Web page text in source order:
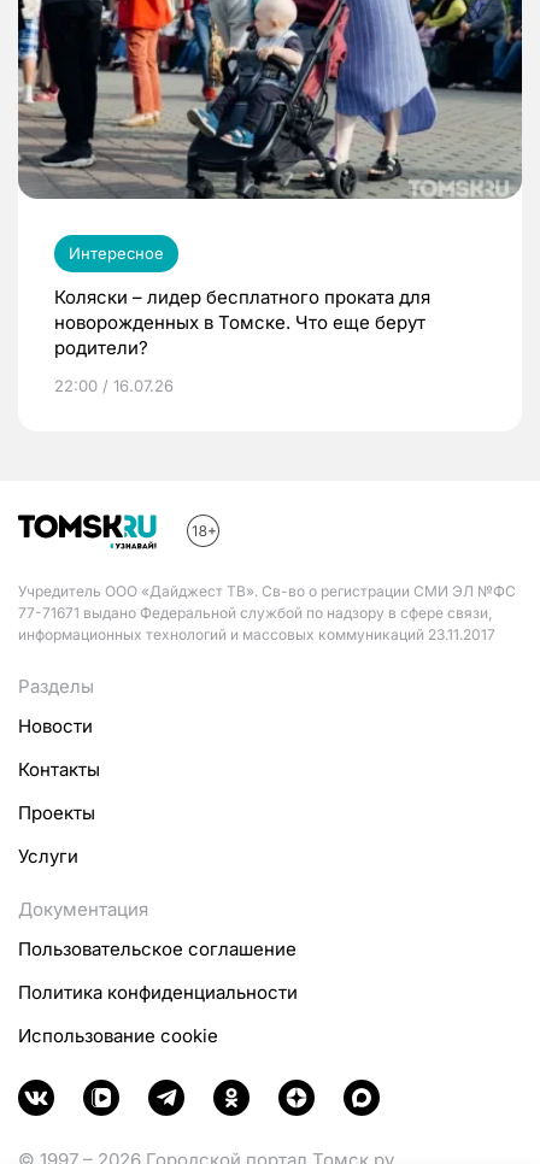
Интересное
Коляски – лидер бесплатного проката для
новорожденных в Томске. Что еще берут
родители?
22:00 / 16.07.26
Учредитель ООО «Дайджест ТВ». Св-во о регистрации СМИ ЭЛ №ФС
77-71671 выдано Федеральной службой по надзору в сфере связи,
информационных технологий и массовых коммуникаций 23.11.2017
Разделы
Новости
Контакты
Проекты
Услуги
Документация
Пользовательское соглашение
Политика конфиденциальности
Использование cookie